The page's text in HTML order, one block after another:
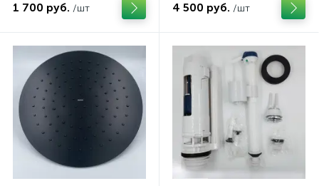
1 700 руб. /шт 4 500 руб. /шт